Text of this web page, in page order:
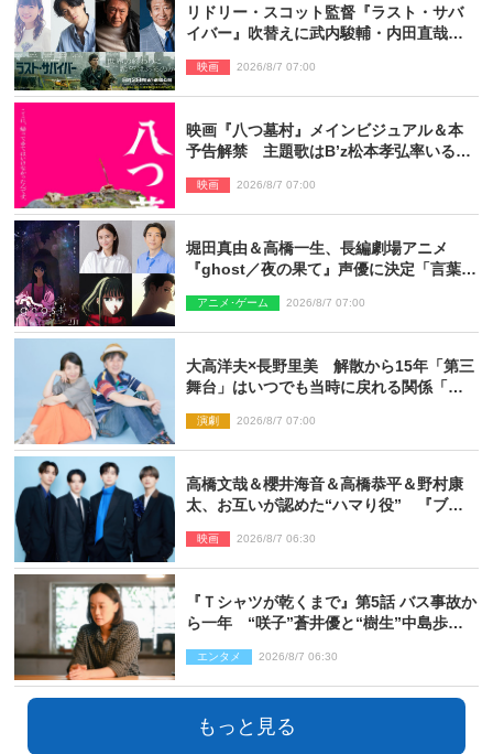
リドリー・スコット監督『ラスト・サバ
イバー』吹替えに武内駿輔・内田直哉・
結！
映画 2026/8/7 07:00
映画『八つ墓村』メインビジュアル＆本
予告解禁 主題歌はB’z松本孝弘率いる
映画 2026/8/7 07:00
堀田真由＆高橋一生、長編劇場アニメ
『ghost／夜の果て』声優に決定「言葉に
た」
アニメ･ゲーム 2026/8/7 07:00
大高洋夫×長野里美 解散から15年「第三
舞台」はいつでも当時に戻れる関係「や
演劇 2026/8/7 07:00
高橋文哉＆櫻井海音＆高橋恭平＆野村康
太、お互いが認めた“ハマり役” 『ブル
映画 2026/8/7 06:30
『Ｔシャツが乾くまで』第5話 バス事故か
ら一年 “咲子”蒼井優と“樹生”中島歩は
エンタメ 2026/8/7 06:30
もっと見る